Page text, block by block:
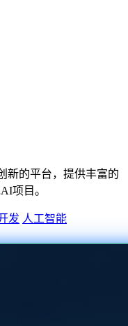
新的平台，提供丰富的
项目。
发 人工智能